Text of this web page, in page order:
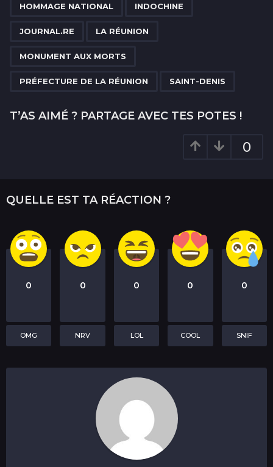
HOMMAGE NATIONAL INDOCHINE
JOURNAL.RE LA RÉUNION
MONUMENT AUX MORTS
PRÉFECTURE DE LA RÉUNION SAINT-DENIS
T’AS AIMÉ ? PARTAGE AVEC TES POTES !
0
QUELLE EST TA RÉACTION ?
0
OMG
0
NRV
0
LOL
0
COOL
0
SNIF